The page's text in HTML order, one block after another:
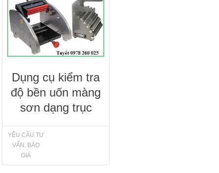
Dụng cụ kiểm tra
độ bền uốn màng
sơn dạng trục
YÊU CẦU TƯ
VẤN, BÁO
GIÁ